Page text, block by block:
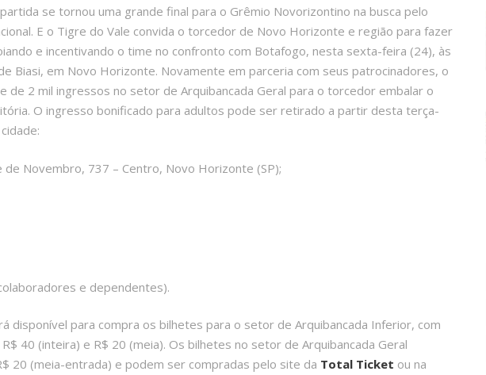
se tornou uma grande final para o Grêmio Novorizontino na busca pelo
E o Tigre do Vale convida o torcedor de Novo Horizonte e região para fazer
e incentivando o time no confronto com Botafogo, nesta sexta-feira (24), às
Biasi, em Novo Horizonte. Novamente em parceria com seus patrocinadores, o
de 2 mil ingressos no setor de Arquibancada Geral para o torcedor embalar o
O ingresso bonificado para adultos pode ser retirado a partir desta terça-
de Novembro, 737 – Centro, Novo Horizonte (SP);
e dependentes).
disponível para compra os bilhetes para o setor de Arquibancada Inferior, com
40 (inteira) e R$ 20 (meia). Os bilhetes no setor de Arquibancada Geral
20 (meia-entrada) e podem ser compradas pelo site da Total Ticket ou na